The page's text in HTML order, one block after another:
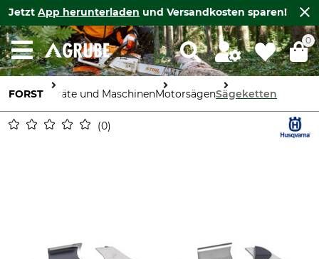
Jetzt App herunterladen und Versandkosten sparen!
0
FORST Geräte und MaschinenMotorsägenSägeketten
0